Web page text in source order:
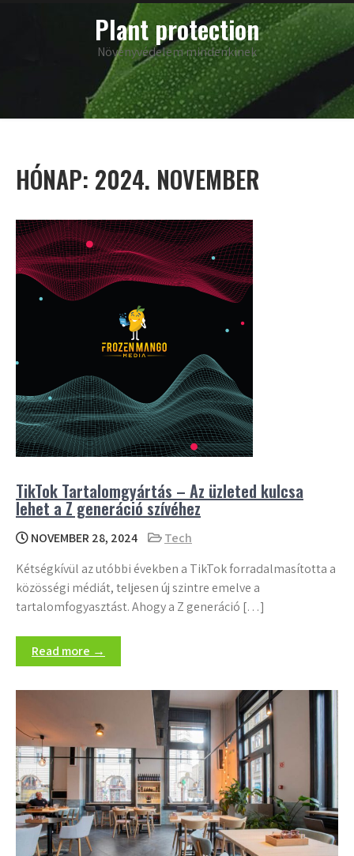
Plant protection
Növényvédelem mindenkinek
main
HÓNAP: 2024. NOVEMBER
TikTok Tartalomgyártás – Az üzleted kulcsa
lehet a Z generáció szívéhez
NOVEMBER 28, 2024
Tech
Kétségkívül az utóbbi években a TikTok forradalmasította a
közösségi médiát, teljesen új szintre emelve a
tartalomfogyasztást. Ahogy a Z generáció […]
Read more →